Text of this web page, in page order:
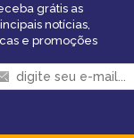
grátis as
notícias,
e promoções